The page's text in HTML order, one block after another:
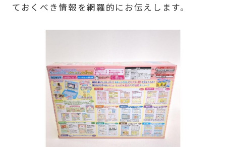
ておくべき情報を網羅的にお伝えします。